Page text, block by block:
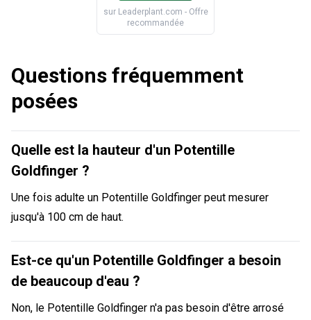
sur Leaderplant.com - Offre
recommandée
Questions fréquemment
posées
Quelle est la hauteur d'un Potentille
Goldfinger ?
Une fois adulte un Potentille Goldfinger peut mesurer
jusqu'à 100 cm de haut.
Est-ce qu'un Potentille Goldfinger a besoin
de beaucoup d'eau ?
Non, le Potentille Goldfinger n'a pas besoin d'être arrosé